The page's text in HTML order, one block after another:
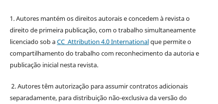
1. Autores mantém os direitos autorais e concedem à revista o
direito de primeira publicação, com o trabalho simultaneamente
licenciado sob aCC Attribution 4.0 Internationalque permite o
compartilhamento do trabalho com reconhecimento da autoria e
publicação inicial nesta revista.
2. Autores têm autorização para assumir contratos adicionais
separadamente, para distribuição não-exclusiva da versão do